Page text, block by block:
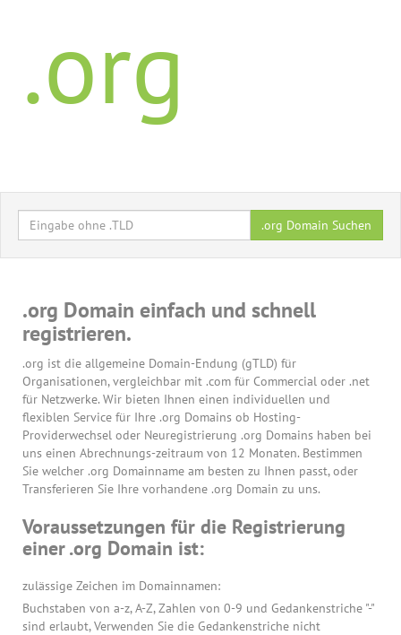
.org
.org Domain Suchen
.org Domain einfach und schnell
registrieren.
.org ist die allgemeine Domain-Endung (gTLD) für
Organisationen, vergleichbar mit .com für Commercial oder .net
für Netzwerke. Wir bieten Ihnen einen individuellen und
flexiblen Service für Ihre .org Domains ob Hosting-
Providerwechsel oder Neuregistrierung .org Domains haben bei
uns einen Abrechnungs-zeitraum von 12 Monaten. Bestimmen
Sie welcher .org Domainname am besten zu Ihnen passt, oder
Transferieren Sie Ihre vorhandene .org Domain zu uns.
Voraussetzungen für die Registrierung
einer .org Domain ist:
zulässige Zeichen im Domainnamen:
Buchstaben von a-z, A-Z, Zahlen von 0-9 und Gedankenstriche "-"
sind erlaubt, Verwenden Sie die Gedankenstriche nicht